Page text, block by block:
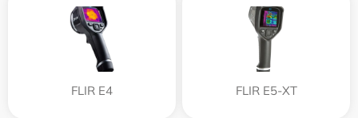
FLIR E4 FLIR E5-XT